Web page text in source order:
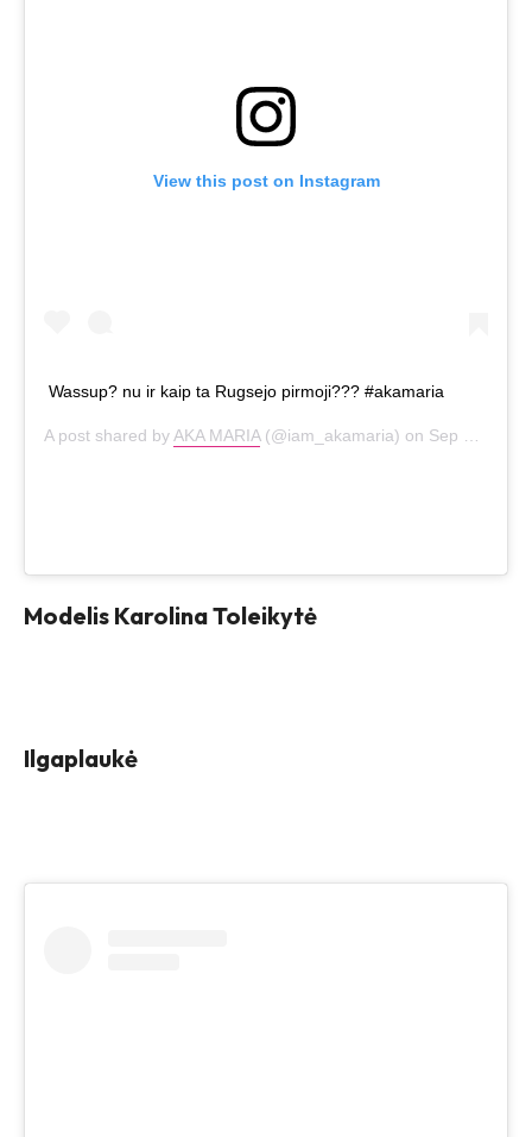
View this post on Instagram
Wassup? nu ir kaip ta Rugsejo pirmoji??? #akamaria
A post shared by AKA MARIA(@iam_akamaria) on Sep 1, 2020 at 4:51am PDT
Modelis Karolina Toleikytė
Ilgaplaukė